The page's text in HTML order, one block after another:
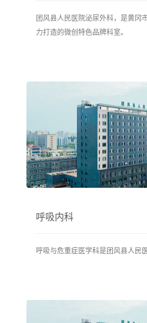
团风县人民医院泌尿外科，是黄冈
力打造的微创特色品牌科室。
呼吸内科
呼吸与危重症医学科是团风县人民